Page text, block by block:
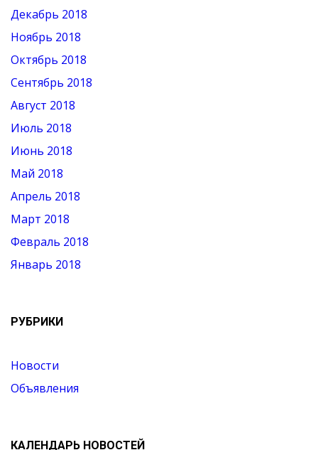
Декабрь 2018
Ноябрь 2018
Октябрь 2018
Сентябрь 2018
Август 2018
Июль 2018
Июнь 2018
Май 2018
Апрель 2018
Март 2018
Февраль 2018
Январь 2018
РУБРИКИ
Новости
Объявления
КАЛЕНДАРЬ НОВОСТЕЙ